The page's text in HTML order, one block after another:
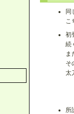
同
初
続
ま
そ
太
所